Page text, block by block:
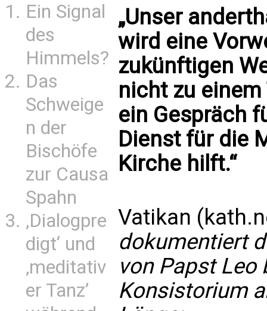
Ein Signal
des
Himmels?
Das
Schweige
n der
Bischöfe
zur Causa
Spahn
‚Dialogpre
digt‘ und
‚meditativ
er Tanz’
„Unser
wird eine
zukünftigen
nicht zu
ein Gespräch
Dienst für die
Kirche hilft.“
Vatikan
dokumentiert
von Papst Leo
Konsistorium